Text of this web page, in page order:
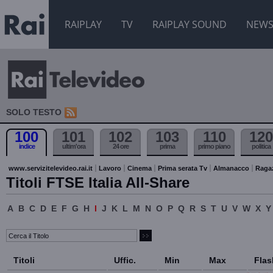
RAIPLAY TV RAIPLAY SOUND NEWS
SOLO TESTO
100
indice
101
ultim'ora
102
24 ore
103
prima
110
primo piano
120
politica
www.servizitelevideo.rai.it Lavoro Cinema Prima serata Tv Almanacco
Titoli FTSE Italia All-Share
A B C D E F G H I J K L M N O P Q R S T U V W X Y
Titoli Uffic. Min Max